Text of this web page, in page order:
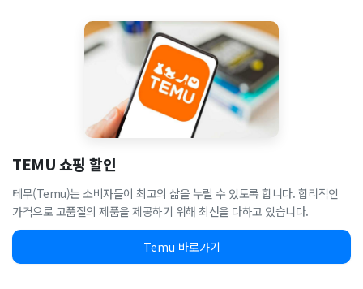
TEMU 쇼핑 할인
테무(Temu)는 소비자들이 최고의 삶을 누릴 수 있도록 합니다. 합리적인
가격으로 고품질의 제품을 제공하기 위해 최선을 다하고 있습니다.
Temu 바로가기